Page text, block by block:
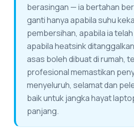
berasingan — ia bertahan
ganti hanya apabila suhu
pembersihan, apabila ia
apabila heatsink
asas boleh dibuat di rumah,
profesional memastikan
menyeluruh, selamat dan
baik untuk jangka hayat
panjang.